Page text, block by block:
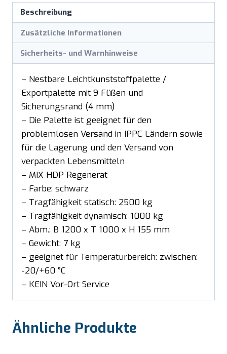
Beschreibung
Zusätzliche Informationen
Sicherheits- und Warnhinweise
– Nestbare Leichtkunststoffpalette /
Exportpalette mit 9 Füßen und
Sicherungsrand (4 mm)
– Die Palette ist geeignet für den
problemlosen Versand in IPPC Ländern sowie
für die Lagerung und den Versand von
verpackten Lebensmitteln
– MIX HDP Regenerat
– Farbe: schwarz
– Tragfähigkeit statisch: 2500 kg
– Tragfähigkeit dynamisch: 1000 kg
– Abm.: B 1200 x T 1000 x H 155 mm
– Gewicht: 7 kg
– geeignet für Temperaturbereich: zwischen:
-20/+60 °C
– KEIN Vor-Ort Service
Ähnliche Produkte